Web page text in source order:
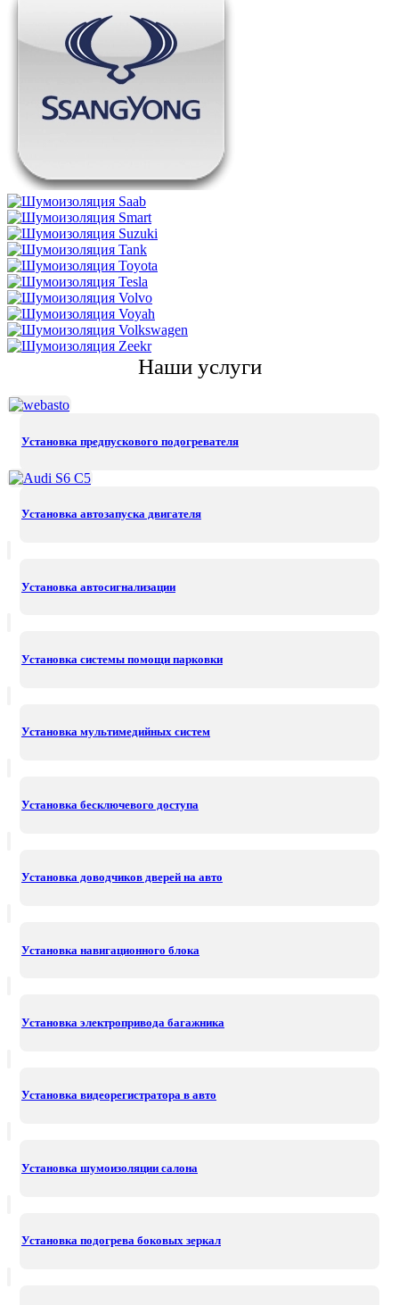
Наши услуги
Установка предпускового подогревателя
Установка автозапуска двигателя
Установка автосигнализации
Установка системы помощи парковки
Установка мультимедийных систем
Установка бесключевого доступа
Установка доводчиков дверей на авто
Установка навигационного блока
Установка электропривода багажника
Установка видеорегистратора в авто
Установка шумоизоляции салона
Установка подогрева боковых зеркал